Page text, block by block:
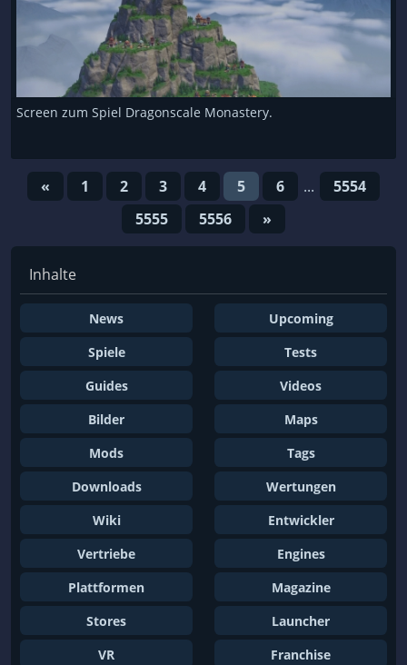
Screen zum Spiel Dragonscale Monastery.
« 1 2 3 4 5 6 ...
5554
5555
5556 »
Inhalte
News
Upcoming
Spiele
Tests
Guides
Videos
Bilder
Maps
Mods
Tags
Downloads
Wertungen
Wiki
Entwickler
Vertriebe
Engines
Plattformen
Magazine
Stores
Launcher
VR
Franchise